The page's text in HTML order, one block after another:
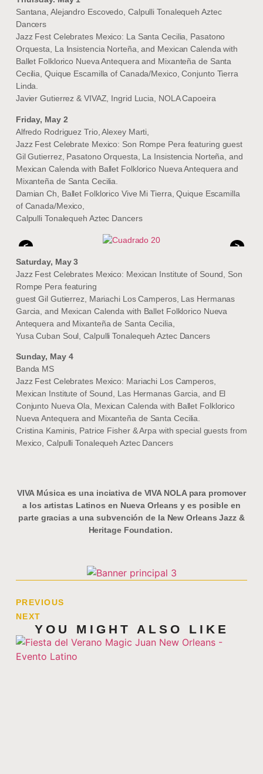
Santana, Alejandro Escovedo, Calpulli Tonalequeh Aztec
Dancers
Jazz Fest Celebrates Mexico: La Santa Cecilia, Pasatono
Orquesta, La Insistencia Norteña, and Mexican Calenda with
Ballet Folklorico Nueva Antequera and Mixanteña de Santa
Cecilia, Quique Escamilla of Canada/Mexico, Conjunto Tierra
Linda.
Javier Gutierrez & VIVAZ, Ingrid Lucia, NOLA Capoeira
Friday, May 2
Alfredo Rodriguez Trio, Alexey Marti,
Jazz Fest Celebrate Mexico: Son Rompe Pera featuring guest
Gil Gutierrez, Pasatono Orquesta, La Insistencia Norteña, and
Mexican Calenda with Ballet Folklorico Nueva Antequera and
Mixanteña de Santa Cecilia.
Damian Ch, Ballet Folklorico Vive Mi Tierra, Quique Escamilla
of Canada/Mexico,
Calpulli Tonalequeh Aztec Dancers
<
>
Saturday, May 3
Jazz Fest Celebrates Mexico: Mexican Institute of Sound, Son
Rompe Pera featuring
guest Gil Gutierrez, Mariachi Los Camperos, Las Hermanas
Garcia, and Mexican Calenda with Ballet Folklorico Nueva
Antequera and Mixanteña de Santa Cecilia,
Yusa Cuban Soul, Calpulli Tonalequeh Aztec Dancers
Sunday, May 4
Banda MS
Jazz Fest Celebrates Mexico: Mariachi Los Camperos,
Mexican Institute of Sound, Las Hermanas Garcia, and El
Conjunto Nueva Ola, Mexican Calenda with Ballet Folklorico
Nueva Antequera and Mixanteña de Santa Cecilia.
Cristina Kaminis, Patrice Fisher & Arpa with special guests from
Mexico, Calpulli Tonalequeh Aztec Dancers
VIVA Música es una inciativa de VIVA NOLA para promover
a los artistas Latinos en Nueva Orleans y es posible en
parte gracias a una subvención de la New Orleans Jazz &
Heritage Foundation.
PREVIOUS
NEXT
YOU MIGHT ALSO LIKE